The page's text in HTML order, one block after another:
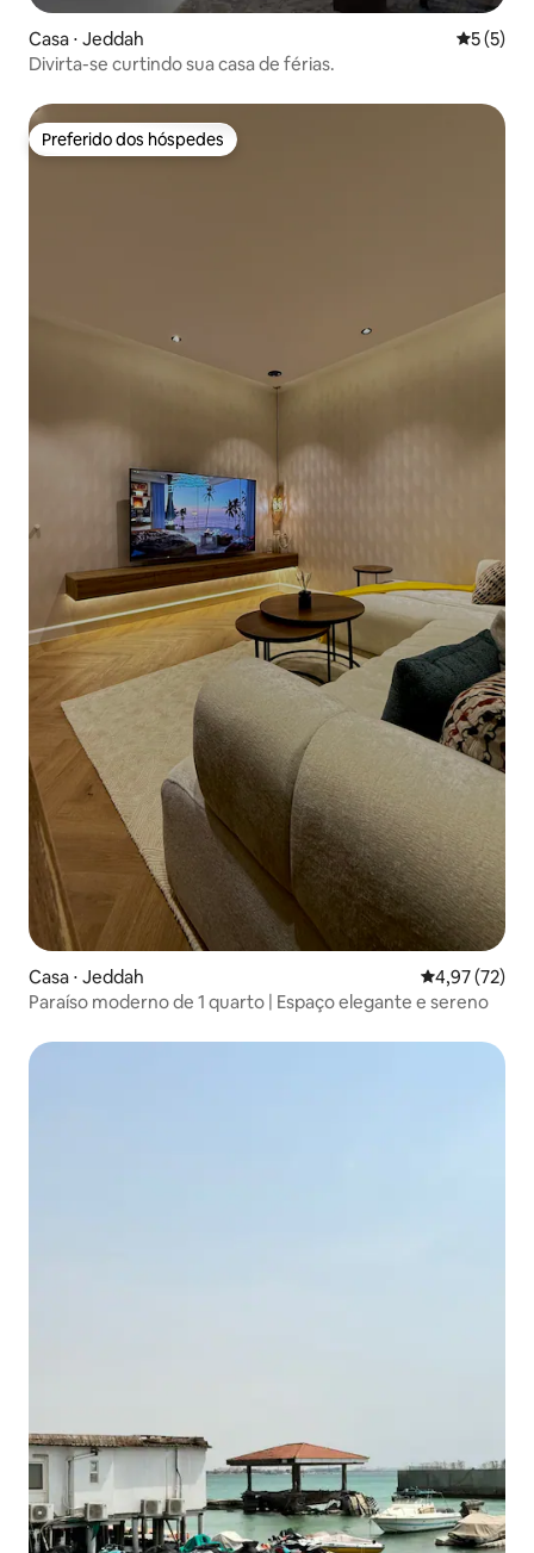
Casa ⋅ Jeddah 5 de
5 (5)
Divirta-se curtindo sua casa de férias.
Preferido dos hóspedes
Preferido dos hóspedes
Casa ⋅ Jeddah 4,97 de uma
4,97 (72)
Paraíso moderno de 1 quarto | Espaço elegante e sereno